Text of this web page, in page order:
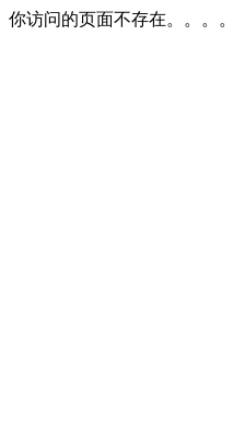
你访问的页面不存在。。。。